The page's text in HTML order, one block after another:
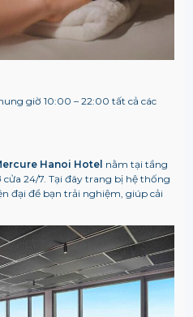
giờ 10:00 – 22:00 tất cả các
Hanoi Hotel nằm tại tầng
24/7. Tại đây trang bị hệ thống
đại để bạn trải nghiệm, giúp cải